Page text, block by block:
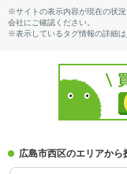
※サイトの表示内容が現在の状
会社にご確認ください。
※表示しているタグ情報の詳細は
広島市西区のエリアから